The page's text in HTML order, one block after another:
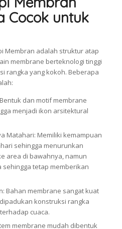
Cocok untuk
Membran adalah struktur atap
membrane berteknologi tinggi
rangka yang kokoh. Beberapa
dan motif membrane
menjadi ikon arsitektural
Matahari: Memiliki kemampuan
sehingga menurunkan
area di bawahnya, namun
tetap memberikan
Bahan membrane sangat kuat
konstruksi rangka
cuaca.
membrane mudah dibentuk